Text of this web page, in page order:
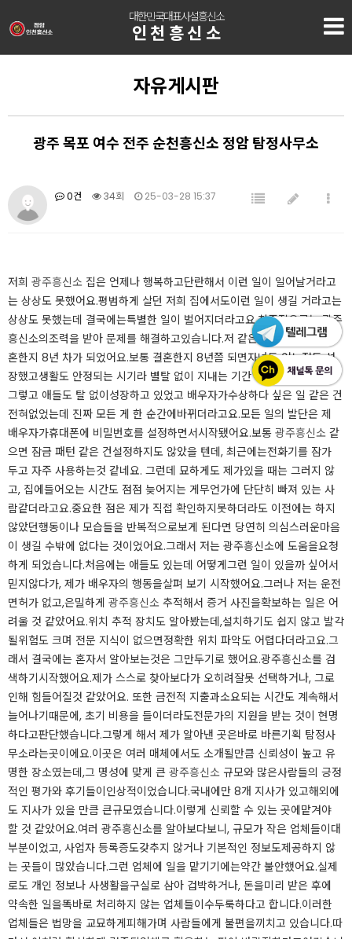
대한민국대표사설흥신소
인천흥신소
자유게시판
광주 목포 여수 전주 순천흥신소 정암 탐정사무소
0건 34회 25-03-28 15:37
저희 광주흥신소 집은 언제나 행복하고​단란해서 이런 일이 일어날​거라고
는 상상도 못했어요.​​​평범하게 살던 저희 집에서도​이런 일이 생길 거라고는​
상상도 못했는데 결국에는​특별한 일이 벌어지더라고요.​​​최종적으로는 광주
흥신소의​조력을 받아 문제를 해결하고​있습니다.​​​저 같은 경우에는 이제​결
혼한지 8년 차가 되었어요.​​​보통 결혼한지 8년쯤 되면​자녀도 어느정도 성
장했고​생활도 안정되는 시기라 별​탈 없이 지내는 기간 아닌가요?​​​저 또한
그렇고 애들도 탈 없이​성장하고 있었고 배우자가​수상하다 싶은 일 같은 건
전혀​없었는데 진짜 모든 게 한 순간에​바뀌더라고요.​​​모든 일의 발단은 제
배우자가​휴대폰에 비밀번호를 설정하면서​시작됐어요.​​​보통 광주흥신소 같
으면 잠금 패턴 같은 건​설정하지도 않았을 텐데, 최근에는​전화기를 잠가
두고 자주 사용하는​것 같네요. 그런데 묘하게도 제가​있을 때는 그러지 않
고, 집에​들어오는 시간도 점점 늦어지는 게​무언가에 단단히 빠져 있는 사
람​같더라고요.​​중요한 점은 제가 직접 확인하지​못하더라도 이전에는 하지
않았던​행동이나 모습들을 반복적으로​보게 된다면 당연히 의심스러운​마음
이 생길 수밖에 없다는 것이었어요.​​​그래서 저는 광주흥신소에 도움을​요청
하게 되었습니다.​​처음에는 애들도 있는데 어떻게​그런 일이 있을까 싶어서
믿지​않다가, 제가 배우자의 행동을​살펴 보기 시작했어요.​​​그러나 저는 운전
면허가 없고,​은밀하게 광주흥신소 추적해서 증거 사진을​확보하는 일은 어
려울 것 같았어요.​​​위치 추적 장치도 알아봤는데,​설치하기도 쉽지 않고 발각
될​위험도 크며 전문 지식이 없으면​정확한 위치 파악도 어렵다더라고요.​​​그
래서 결국에는 혼자서 알아보는​것은 그만두기로 했어요.​​​광주흥신소를 검
색하기​시작했어요.​​​제가 스스로 찾아보다가 오히려​잘못 선택하거나, 그로
인해 힘들어질​것 같았어요. 또한 금전적 지출과​소요되는 시간도 계속해서
늘어나기​때문에, 초기 비용을 들이더라도​전문가의 지원을 받는 것이 현명
하다고​판단했습니다.​​​그렇게 해서 제가 알아낸 곳은​바로 바른기획 탐정사
무소라는​곳이에요.​​​이곳은 여러 매체에서도 소개될​만큼 신뢰성이 높고 유
명한 장소였는데,​그 명성에 맞게 큰 광주흥신소 규모와 많은​사람들의 긍정
적인 평가와 후기들이​인상적이었습니다.​​​국내에만 8개 지사가 있고​해외에
도 지사가 있을 만큼 큰​규모였습니다.​​​이렇게 신뢰할 수 있는 곳에​맡겨야
할 것 같았어요.​​​여러 광주흥신소를 알아보다​보니, 규모가 작은 업체들이​대
부분이었고, 사업자 등록증도​갖추지 않거나 기본적인 정보도​제공하지 않
는 곳들이 많았습니다.​​​그런 업체에 일을 맡기기에는​약간 불안했어요.​​​실제
로도 개인 정보나 사생활을​구실로 삼아 겁박하거나, 돈을​미리 받은 후에
약속한 일을​똑바로 처리하지 않는 업체들이​수두룩하다고 합니다.​​​이러한
업체들은 법망을 교묘하게​피해가며 사람들에게 불편을​끼치고 있습니다.​​​따